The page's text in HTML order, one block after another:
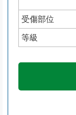
受傷部位
等級